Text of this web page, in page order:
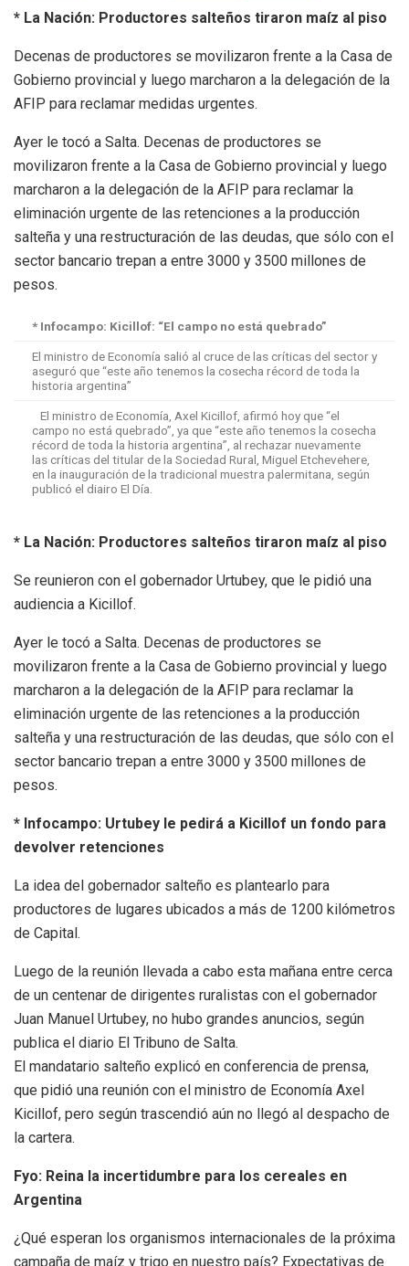
* La Nación: Productores salteños tiraron maíz al piso
Decenas de productores se movilizaron frente a la Casa de
Gobierno provincial y luego marcharon a la delegación de la
AFIP para reclamar medidas urgentes.
Ayer le tocó a Salta. Decenas de productores se
movilizaron frente a la Casa de Gobierno provincial y luego
marcharon a la delegación de la AFIP para reclamar la
eliminación urgente de las retenciones a la producción
salteña y una restructuración de las deudas, que sólo con el
sector bancario trepan a entre 3000 y 3500 millones de
pesos.
* Infocampo: Kicillof: “El campo no está quebrado”
El ministro de Economía salió al cruce de las críticas del sector y
aseguró que “este año tenemos la cosecha récord de toda la
historia argentina”
El ministro de Economía, Axel Kicillof, afirmó hoy que “el
campo no está quebrado”, ya que “este año tenemos la cosecha
récord de toda la historia argentina”, al rechazar nuevamente
las críticas del titular de la Sociedad Rural, Miguel Etchevehere,
en la inauguración de la tradicional muestra palermitana, según
publicó el diairo El Día.
* La Nación: Productores salteños tiraron maíz al piso
Se reunieron con el gobernador Urtubey, que le pidió una
audiencia a Kicillof.
Ayer le tocó a Salta. Decenas de productores se
movilizaron frente a la Casa de Gobierno provincial y luego
marcharon a la delegación de la AFIP para reclamar la
eliminación urgente de las retenciones a la producción
salteña y una restructuración de las deudas, que sólo con el
sector bancario trepan a entre 3000 y 3500 millones de
pesos.
* Infocampo: Urtubey le pedirá a Kicillof un fondo para
devolver retenciones
La idea del gobernador salteño es plantearlo para
productores de lugares ubicados a más de 1200 kilómetros
de Capital.
Luego de la reunión llevada a cabo esta mañana entre cerca
de un centenar de dirigentes ruralistas con el gobernador
Juan Manuel Urtubey, no hubo grandes anuncios, según
publica el diario El Tribuno de Salta.
El mandatario salteño explicó en conferencia de prensa,
que pidió una reunión con el ministro de Economía Axel
Kicillof, pero según trascendió aún no llegó al despacho de
la cartera.
Fyo: Reina la incertidumbre para los cereales en
Argentina
¿Qué esperan los organismos internacionales de la próxima
campaña de maíz y trigo en nuestro país? Expectativas de